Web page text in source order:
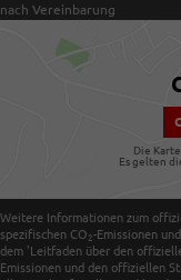
nach Vereinbarung
Die
Es gelten
Weitere Informationen zum
spezifischen CO 2-Emissionen
dem 'Leitfaden über den
Emissionen und den offiziellen